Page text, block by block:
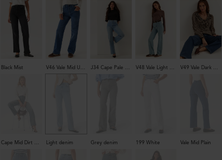
Cape Mid Dirt Used Light denim Grey denim 199 White
Black Mist
Vale Mid Plain
V46 Vale Mid Used J34 Cape Pale Shade V48 Vale Light Used Dirt V49 Vale Dark Plain Cont